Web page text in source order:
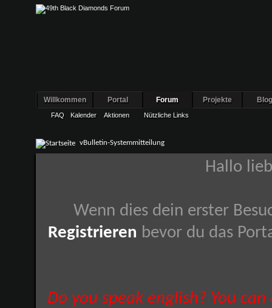
Willkommen Portal Forum
FAQ Kalender Aktionen Nützliche Links
Projekte
vBulletin-Systemmitteilung
Hallo
Wenn dies dein erster
Registrieren bevor du das
Do you speak english? You